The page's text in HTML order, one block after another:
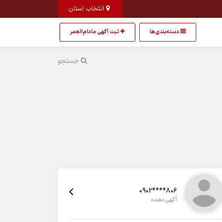
دسته‌بندی‌ها ثبت آگهی مادام‌العمر
جستجو
0902****806
آگهی دهنده